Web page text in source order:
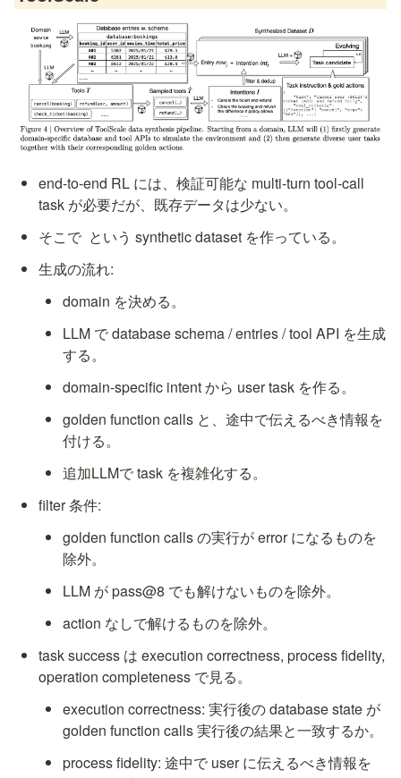
end-to-end RL には、検証可能な multi-turn tool-call
task が必要だが、既存データは少ない。
そこで という synthetic dataset を作っている。
生成の流れ:
domain を決める。
LLM で database schema / entries / tool API を生成
する。
domain-specific intent から user task を作る。
golden function calls と、途中で伝えるべき情報を
付ける。
追加LLMで task を複雑化する。
filter 条件:
golden function calls の実行が error になるものを
除外。
LLM が pass@8 でも解けないものを除外。
action なしで解けるものを除外。
task success は execution correctness, process fidelity,
operation completeness で見る。
execution correctness: 実行後の database state が
golden function calls 実行後の結果と一致するか。
process fidelity: 途中で user に伝えるべき情報を